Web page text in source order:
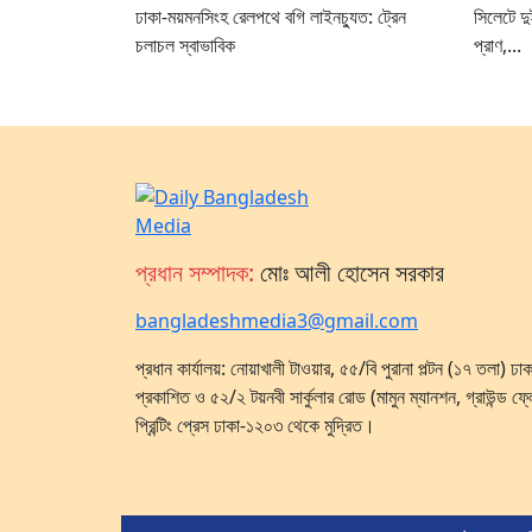
ঢাকা-ময়মনসিংহ রেলপথে বগি লাইনচ্যুত: ট্রেন
চলাচল স্বাভাবিক
সিলেটে
প্রাণ,...
প্রধান সম্পাদক: মোঃ আলী হোসেন সরকার
bangladeshmedia3@gmail.com
প্রধান কার্যালয়: নোয়াখালী টাওয়ার, ৫৫/বি পুরানা পল্টন (১৭ তলা)
প্রকাশিত ও ৫২/২ টয়নবী সার্কুলার রোড (মামুন ম্যানশন, গ্রাউন্ড
প্রিন্টিং প্রেস ঢাকা-১২০৩ থেকে মুদ্রিত।